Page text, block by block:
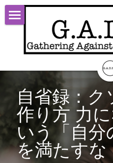
Start
Activity
About
Contact
自省録：
作り方 力
いう「自分
を満たすな